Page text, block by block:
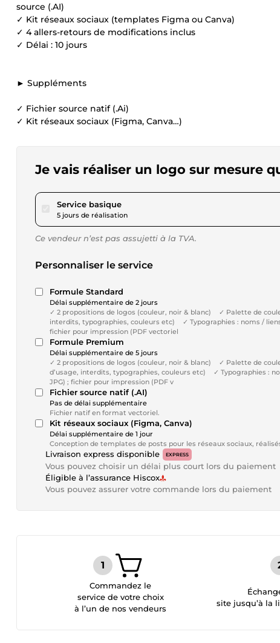
source (.AI)
✓ Kit réseaux sociaux (templates Figma ou Canva)
✓ 4 allers-retours de modifications inclus
✓ Délai : 10 jours
► Suppléments
✓ Fichier source natif (.Ai)
✓ Kit réseaux sociaux (Figma, Canva…)
Je vais réaliser un logo sur mesure
Service basiquepour 104,04 $US
5 jours de réalisation
Ce vendeur n’est pas assujetti à la TVA.
Personnaliser le service
Formule Standard
Délai supplémentaire de 2 jours
✓ 2 propositions de logos (couleur, noir & blanc) ✓ Palette de
interdits, typographies, couleurs etc) ✓ Typographies : noms /
fichier pour impression (PDF vectoriel
Formule Premium
Délai supplémentaire de 5 jours
✓ 2 propositions de logos (couleur, noir & blanc) ✓ Palette de
d’usage, interdits, typographies, couleurs etc) ✓ Typographies :
JPG) ; fichier pour impression (PDF v
Fichier source natif (.AI)
Pas de délai supplémentaire
Fichier natif en format vectoriel.
Kit réseaux sociaux (Figma, Canva)
Délai supplémentaire de 1 jour
Conception de templates de posts pour les réseaux sociaux,
Livraison express disponible EXPRESS
Vous pouvez choisir un délai plus court lors du paiement
Éligible à l’assurance Hiscox
Vous pouvez assurer votre commande lors du paiement
Commandez le
service de votre choix
à l’un de nos vendeurs
site jusqu’à la